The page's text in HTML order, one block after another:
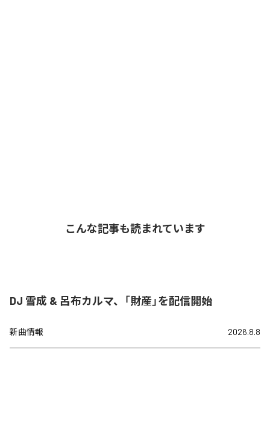
こんな記事も読まれています
DJ 雪成 & 呂布カルマ、「財産」を配信開始
新曲情報 2026.8.8